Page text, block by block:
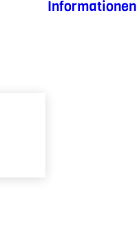
Informationen